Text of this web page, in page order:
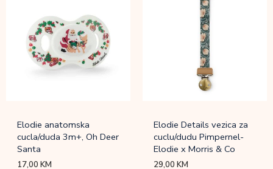
Elodie anatomska
cucla/duda 3m+, Oh Deer
Santa
17,00KM
Elodie Details vezica za
cuclu/dudu Pimpernel-
Elodie x Morris & Co
29,00KM